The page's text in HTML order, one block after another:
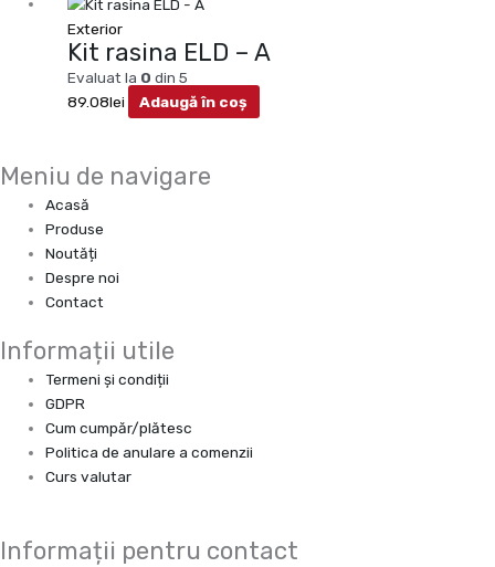
Exterior
Kit rasina ELD – A
Evaluat la 0 din 5
89.08lei Adaugă în coș
Meniu de navigare
Acasă
Produse
Noutăți
Despre noi
Contact
Informații utile
Termeni și condiții
GDPR
Cum cumpăr/plătesc
Politica de anulare a comenzii
Curs valutar
Informații pentru contact